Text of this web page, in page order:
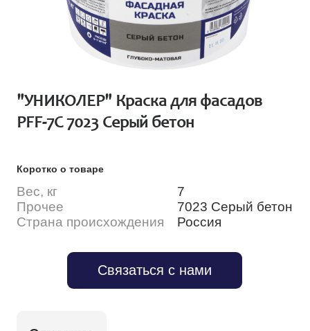
"УНИКОЛЕР" Краска для фасадов
PFF-7C 7023 Серый бетон
Коротко о товаре
Вес, кг
7
Прочее
7023 Серый бетон
Страна происхождения
Россия
Связаться с нами